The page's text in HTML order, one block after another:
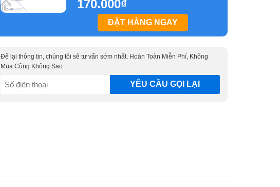
170.000₫
ĐẶT HÀNG NGAY
Để lại thông tin, chúng tôi sẽ tư vấn sớm nhất. Hoàn Toàn Miễn Phí, Không
Mua Cũng Không Sao
SĐT